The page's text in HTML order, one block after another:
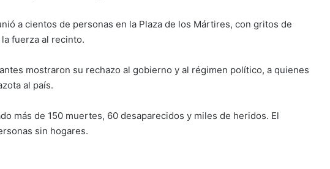
a cientos de personas en la Plaza de los Mártires, con gritos de
fuerza al recinto.
mostraron su rechazo al gobierno y al régimen político, a quienes
al país.
más de 150 muertes, 60 desaparecidos y miles de heridos. El
sin hogares.